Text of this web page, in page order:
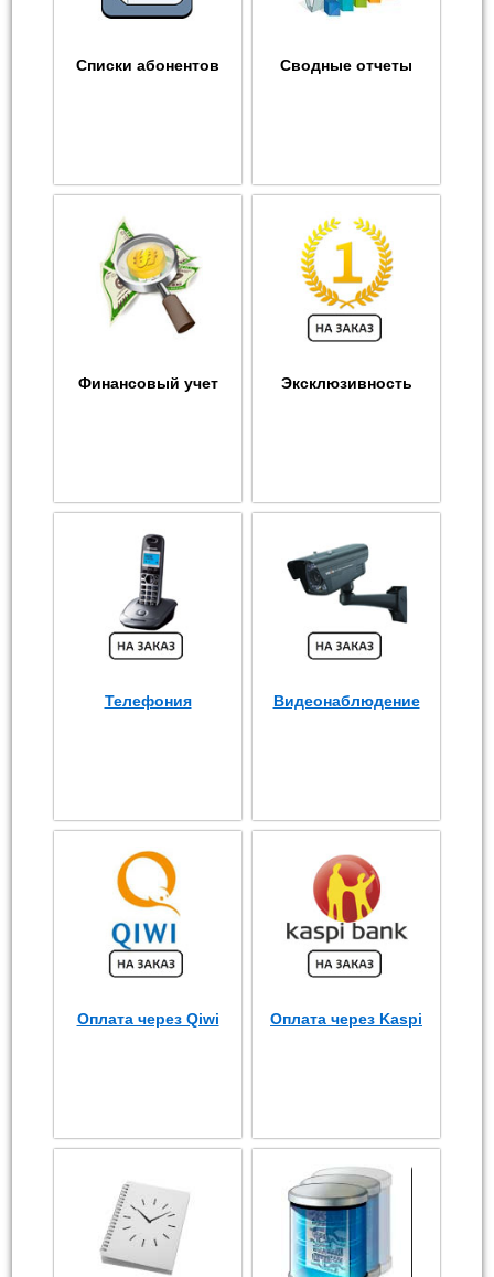
Списки абонентов Сводные отчеты
Финансовый учет Эксклюзивность
Телефония Видеонаблюдение
Оплата через Qiwi Оплата через Kaspi